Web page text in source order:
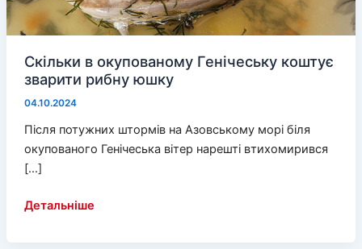
Скільки в окупованому Генічеську коштує
зварити рибну юшку
04.10.2024
Після потужних штормів на Азовському морі біля
окупованого Генічеська вітер нарешті втихомирився
[…]
Скільки
Детальніше